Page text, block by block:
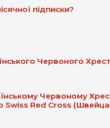
підписки?
Червоного
Червоному
Swiss Red Cross